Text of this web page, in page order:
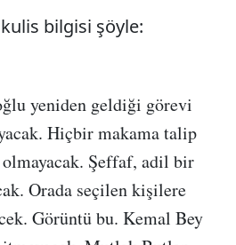
kulis bilgisi şöyle:
yeniden geldiği görevi
Hiçbir makama talip
Şeffaf, adil bir
Orada seçilen kişilere
Görüntü bu. Kemal Bey